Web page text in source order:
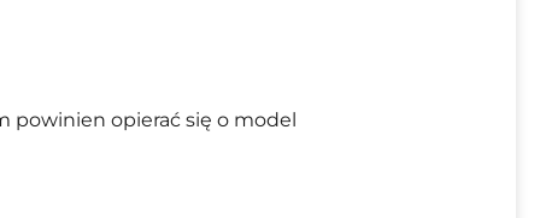
powinien opierać się o model